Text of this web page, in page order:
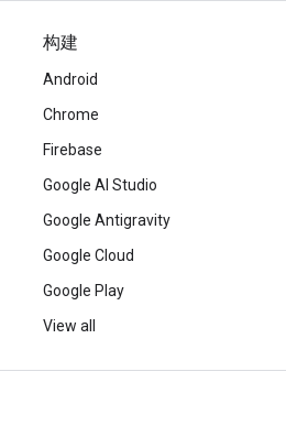
构建
Android
Chrome
Firebase
Google AI Studio
Google Antigravity
Google Cloud
Google Play
View all